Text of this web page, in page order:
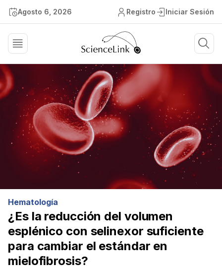
Agosto 6, 2026 Registro Iniciar Sesión
Hematología
¿Es la reducción del volumen
esplénico con selinexor suficiente
para cambiar el estándar en
mielofibrosis?